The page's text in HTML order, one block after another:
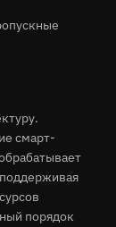
смарт-
порядок